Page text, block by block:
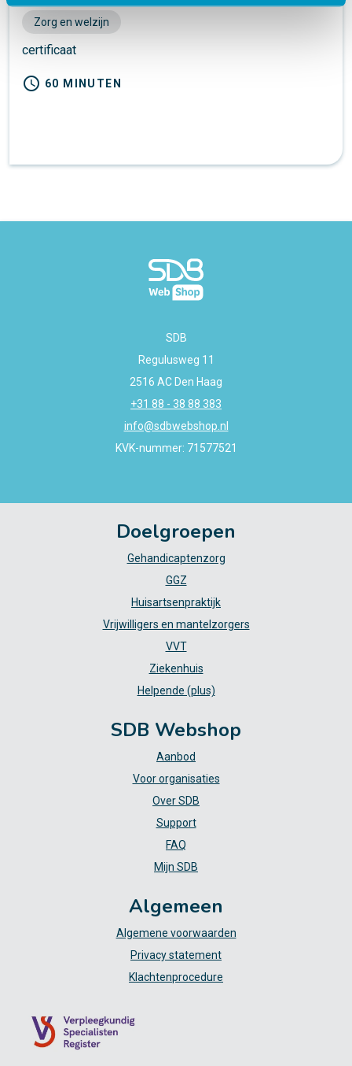
Zorg en welzijn
certificaat
schedule 60 MINUTEN
SDB
Regulusweg 11
2516 AC Den Haag
+31 88 - 38 88 383
info@sdbwebshop.nl
KVK-nummer: 71577521
Doelgroepen
Gehandicaptenzorg
GGZ
Huisartsenpraktijk
Vrijwilligers en mantelzorgers
VVT
Ziekenhuis
Helpende (plus)
SDB Webshop
Aanbod
Voor organisaties
Over SDB
Support
FAQ
Mijn SDB
Algemeen
Algemene voorwaarden
Privacy statement
Klachtenprocedure